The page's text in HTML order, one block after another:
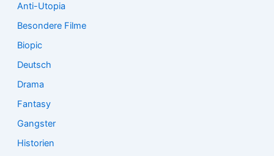
Anti-Utopia
Besondere Filme
Biopic
Deutsch
Drama
Fantasy
Gangster
Historien